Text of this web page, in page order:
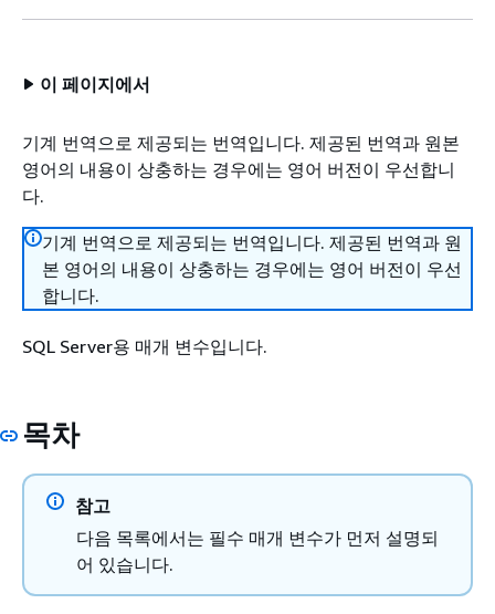
이 페이지에서
기계 번역으로 제공되는 번역입니다. 제공된 번역과 원본
영어의 내용이 상충하는 경우에는 영어 버전이 우선합니
다.
기계 번역으로 제공되는 번역입니다. 제공된 번역과 원
본 영어의 내용이 상충하는 경우에는 영어 버전이 우선
합니다.
SQL Server용 매개 변수입니다.
목차
참고
다음 목록에서는 필수 매개 변수가 먼저 설명되
어 있습니다.